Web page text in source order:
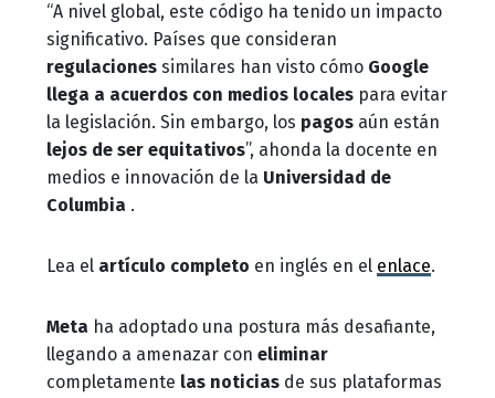
“A nivel global, este código ha tenido un impacto
significativo. Países que consideran
regulaciones similares han visto cómo Google
llega a acuerdos con medios locales para evitar
la legislación. Sin embargo, los pagos aún están
lejos de ser equitativos”, ahonda la docente en
medios e innovación de la Universidad de
Columbia .
Lea el artículo completo en inglés en el enlace.
Meta ha adoptado una postura más desafiante,
llegando a amenazar con eliminar
completamente las noticias de sus plataformas